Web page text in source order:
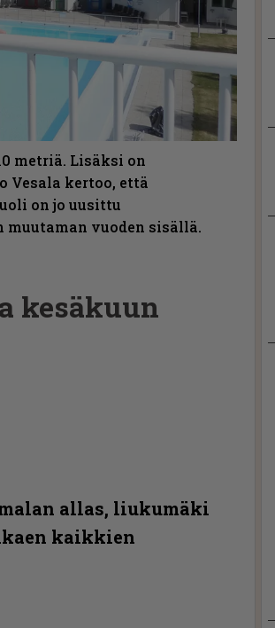
metriä. Lisäksi on
Vesala kertoo, että
on jo uusittu
vuoden sisällä.
kesäkuun
allas, liukumäki
kaikkien